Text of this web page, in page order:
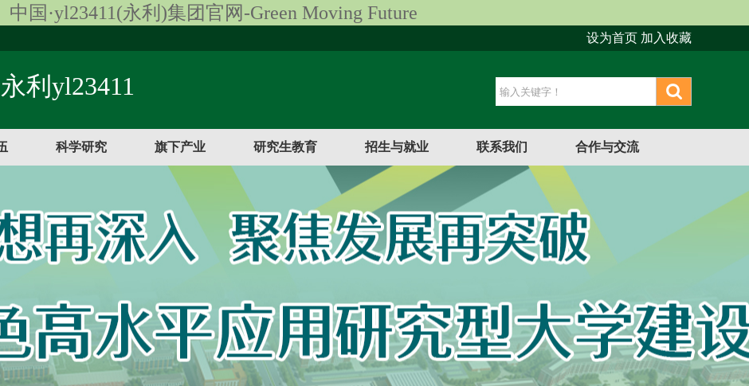
中国·yl23411(永利)集团官网-Green Moving Future
设为首页 加入收藏
永利yl23411
科学研究 旗下产业 研究生教育 招生与就业 联系我们 合作与交流